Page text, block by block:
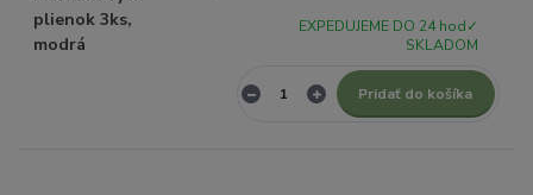
EXPEDUJEME DO 24 hod✓
SKLADOM
Pridať do košíka